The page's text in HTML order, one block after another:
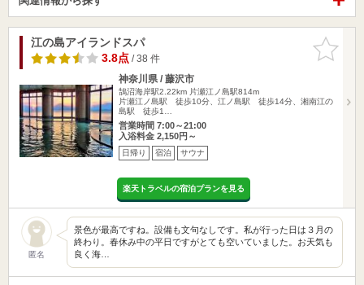
お気に入
りに追加
江の島アイランドスパ
3.8点/ 38 件
神奈川県 / 藤沢市
鵠沼海岸駅2.22km 片瀬江ノ島駅814m
片瀬江ノ島駅 徒歩10分、江ノ島駅 徒歩14分、湘南江の
島駅 徒歩1…
営業時間 7:00～21:00
入浴料金 2,150円～
日帰り 宿泊 サウナ
楽天トラベルの宿泊プランを見る
匿名
景色が最高ですね。設備も文句なしです。私が行った日は３月の
終わり。春休み中の平日ですがとても空いていました。お天気も
良く海…